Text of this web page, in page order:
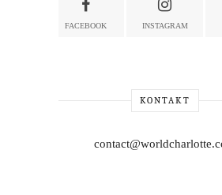
FACEBOOK INSTAGRAM
KONTAKT